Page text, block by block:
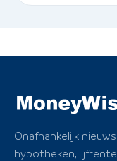
Onafhankelijk
hypotheken,